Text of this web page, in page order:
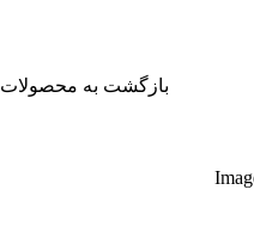
بازگشت به محصولات